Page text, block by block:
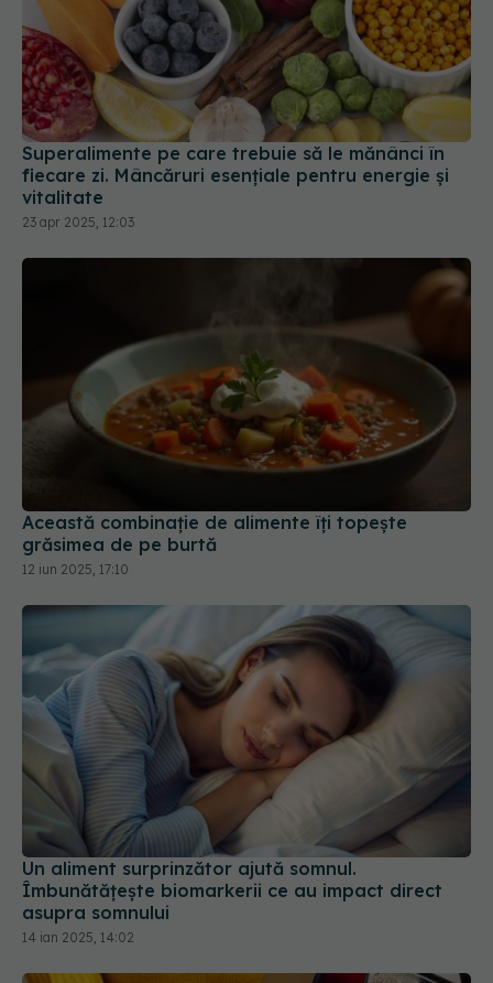
Superalimente pe care trebuie să le mănânci în
fiecare zi. Mâncăruri esențiale pentru energie și
vitalitate
23 apr 2025, 12:03
Această combinație de alimente îți topește
12 iun 2025, 17:10
Un aliment surprinzător ajută somnul.
Îmbunătățește biomarkerii ce au impact direct
asupra somnului
14 ian 2025, 14:02